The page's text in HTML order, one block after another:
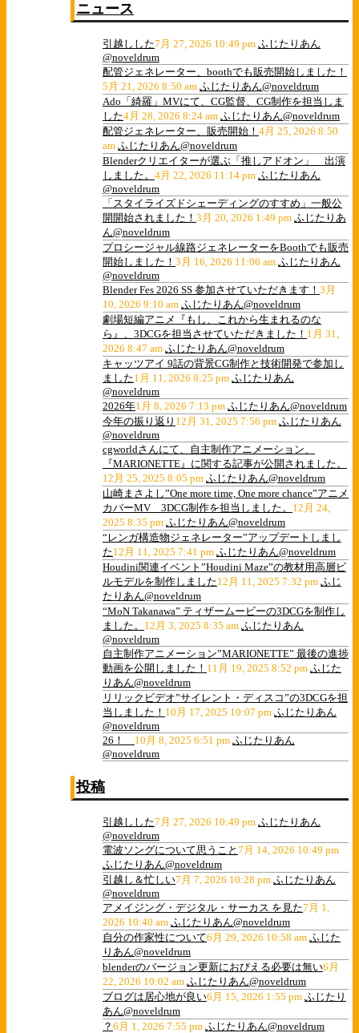
ニュース
引越しした7月 27, 2026 10:49 pm ふじたりあん
@noveldrum
配管ジェネレーター、boothでも販売開始しました！
5月 21, 2026 8:50 am ふじたりあん@noveldrum
Ado「綺羅」MVにて、CG監督、CG制作を担当しま
した4月 28, 2026 8:24 am ふじたりあん@noveldrum
配管ジェネレーター、販売開始！ 4月 25, 2026 8:50
am ふじたりあん@noveldrum
Blenderクリエイターが選ぶ「推しアドオン」 出演
しました。 4月 22, 2026 11:14 pm ふじたりあん
@noveldrum
「スタイライズドシェーディングのすすめ」一般公
開開始されました！ 3月 20, 2026 1:49 pm ふじたりあ
ん@noveldrum
プロシージャル線路ジェネレーターをBoothでも販売
開始しました！ 3月 16, 2026 11:06 am ふじたりあん
@noveldrum
Blender Fes 2026 SS 参加させていただきます！ 3月
10, 2026 9:10 am ふじたりあん@noveldrum
劇場短編アニメ『もし、これから生まれるのな
ら』、3DCGを担当させていただきました！ 1月 31,
2026 8:47 am ふじたりあん@noveldrum
キャッツアイ 9話の背景CG制作と技術開発で参加し
ました1月 11, 2026 8:25 pm ふじたりあん
@noveldrum
2026年1月 8, 2026 7:13 pm ふじたりあん@noveldrum
今年の振り返り 12月 31, 2025 7:56 pm ふじたりあん
@noveldrum
cgworldさんにて、自主制作アニメーション、
『MARIONETTE』に関する記事が公開されました。
12月 25, 2025 8:05 pm ふじたりあん@noveldrum
山崎まさよし”One more time, One more chance”アニメ
カバーMV 3DCG制作を担当しました。 12月 24,
2025 8:35 pm ふじたりあん@noveldrum
“レンガ構造物ジェネレーター”アップデートしまし
た12月 11, 2025 7:41 pm ふじたりあん@noveldrum
Houdini関連イベント”Houdini Maze”の教材用高層ビ
ルモデルを制作しました12月 11, 2025 7:32 pm ふじ
たりあん@noveldrum
“MoN Takanawa” ティザームービーの3DCGを制作し
ました。 12月 3, 2025 8:35 am ふじたりあん
@noveldrum
自主制作アニメーション”MARIONETTE” 最後の進捗
動画を公開しました！ 11月 19, 2025 8:52 pm ふじた
りあん@noveldrum
リリックビデオ”サイレント・ディスコ”の3DCGを担
当しました！ 10月 17, 2025 10:07 pm ふじたりあん
@noveldrum
26！ 10月 8, 2025 6:51 pm ふじたりあん
@noveldrum
投稿
引越しした7月 27, 2026 10:49 pm ふじたりあん
@noveldrum
電波ソングについて思うこと 7月 14, 2026 10:49 pm
ふじたりあん@noveldrum
引越し＆忙しい7月 7, 2026 10:28 pm ふじたりあん
@noveldrum
アメイジング・デジタル・サーカス を見た7月 1,
2026 10:40 am ふじたりあん@noveldrum
自分の作家性について6月 29, 2026 10:58 am ふじた
りあん@noveldrum
blenderのバージョン更新におびえる必要は無い6月
22, 2026 10:02 am ふじたりあん@noveldrum
ブログは居心地が良い6月 15, 2026 1:55 pm ふじたり
あん@noveldrum
？ 6月 1, 2026 7:55 pm ふじたりあん@noveldrum